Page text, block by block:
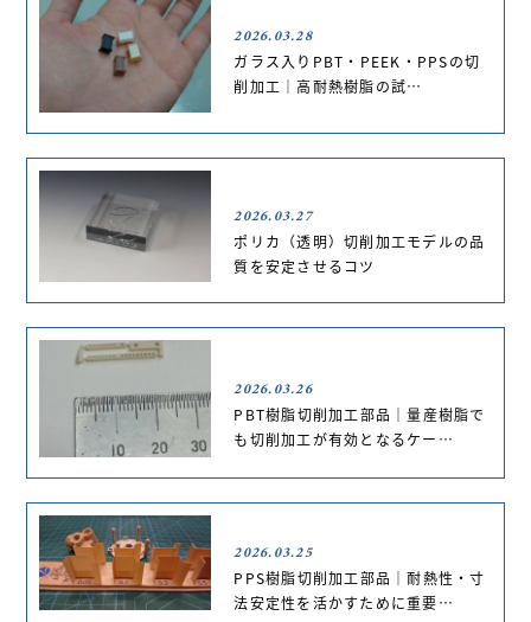
2026.03.28
ガラス入りPBT・PEEK・PPSの切
削加工｜高耐熱樹脂の試…
2026.03.27
ポリカ（透明）切削加工モデルの品
質を安定させるコツ
2026.03.26
PBT樹脂切削加工部品｜量産樹脂で
も切削加工が有効となるケー…
2026.03.25
PPS樹脂切削加工部品｜耐熱性・寸
法安定性を活かすために重要…